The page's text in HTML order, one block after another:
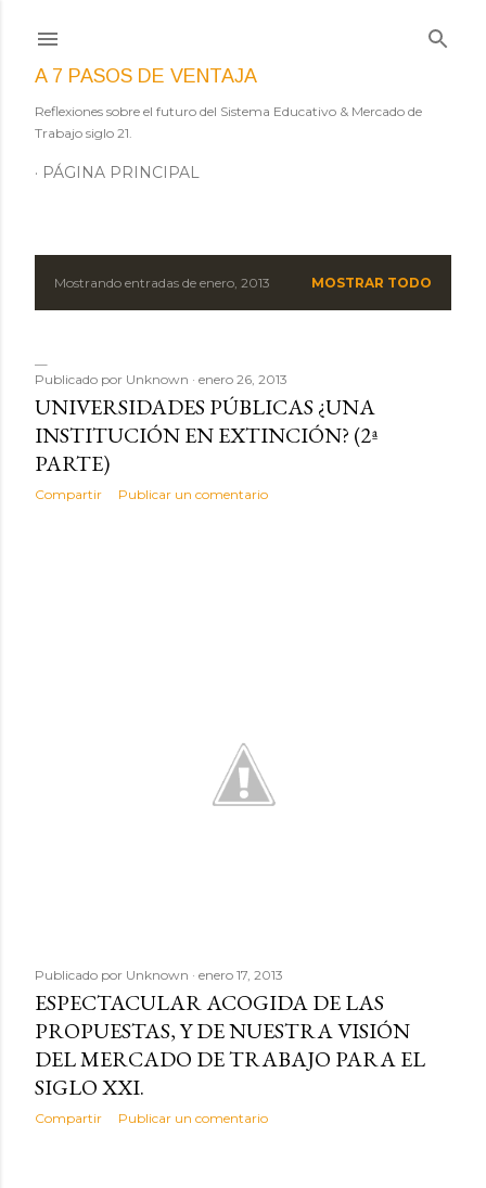
A 7 PASOS DE VENTAJA
Reflexiones sobre el futuro del Sistema Educativo & Mercado de
Trabajo siglo 21.
PÁGINA PRINCIPAL
E
t
r
a
Mostrando entradas de enero, 2013 MOSTRAR TODO
Publicado por Unknown enero 26, 2013
UNIVERSIDADES PÚBLICAS ¿UNA
INSTITUCIÓN EN EXTINCIÓN? (2ª
PARTE)
Compartir Publicar un comentario
Publicado por Unknown enero 17, 2013
ESPECTACULAR ACOGIDA DE LAS
PROPUESTAS, Y DE NUESTRA VISIÓN
DEL MERCADO DE TRABAJO PARA EL
SIGLO XXI.
Compartir Publicar un comentario